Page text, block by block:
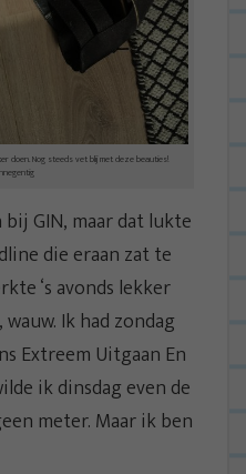
doen. Nog steeds vet blij met deze beauties!
bij GIN, maar dat lukte
die eraan zat te
‘s avonds lekker
Ik had zondag
Extreem Uitgaan En
ik dinsdag even de
meter. Maar ik ben